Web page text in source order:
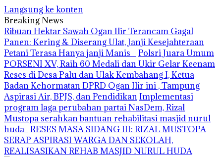
Langsung ke konten
Breaking News
Ribuan Hektar Sawah Ogan Ilir Terancam Gagal
Panen: Kering & Diserang Ulat, Janji Kesejahteraan
Petani Terasa Hanya janji Manis
Polsri Juara Umum
PORSENI XV, Raih 60 Medali dan Ukir Gelar Keenam
Reses di Desa Palu dan Ulak Kembahang I, Ketua
Badan Kehormatan DPRD Ogan Ilir ini , Tampung
Aspirasi Air, BPJS, dan PendidikanImplementasi
program laga perubahan partai NasDem, Rizal
Mustopa serahkan bantuan rehabilitasi masjid nurul
huda RESES MASA SIDANG III: RIZAL MUSTOPA
SERAP ASPIRASI WARGA DAN SEKOLAH,
REALISASIKAN REHAB MASJID NURUL HUDA